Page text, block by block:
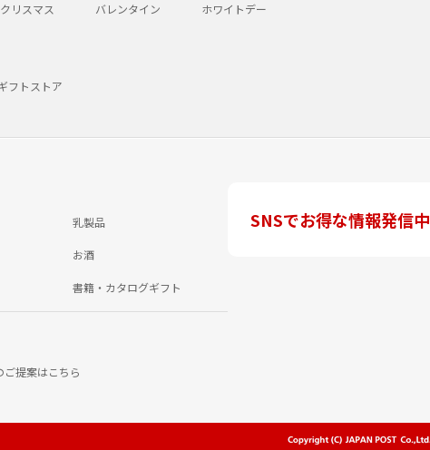
クリスマス バレンタイン ホワイトデー
フトストア
乳製品
お酒
書籍・カタログギフト
ご提案はこちら
SNSでお得な情報発信中